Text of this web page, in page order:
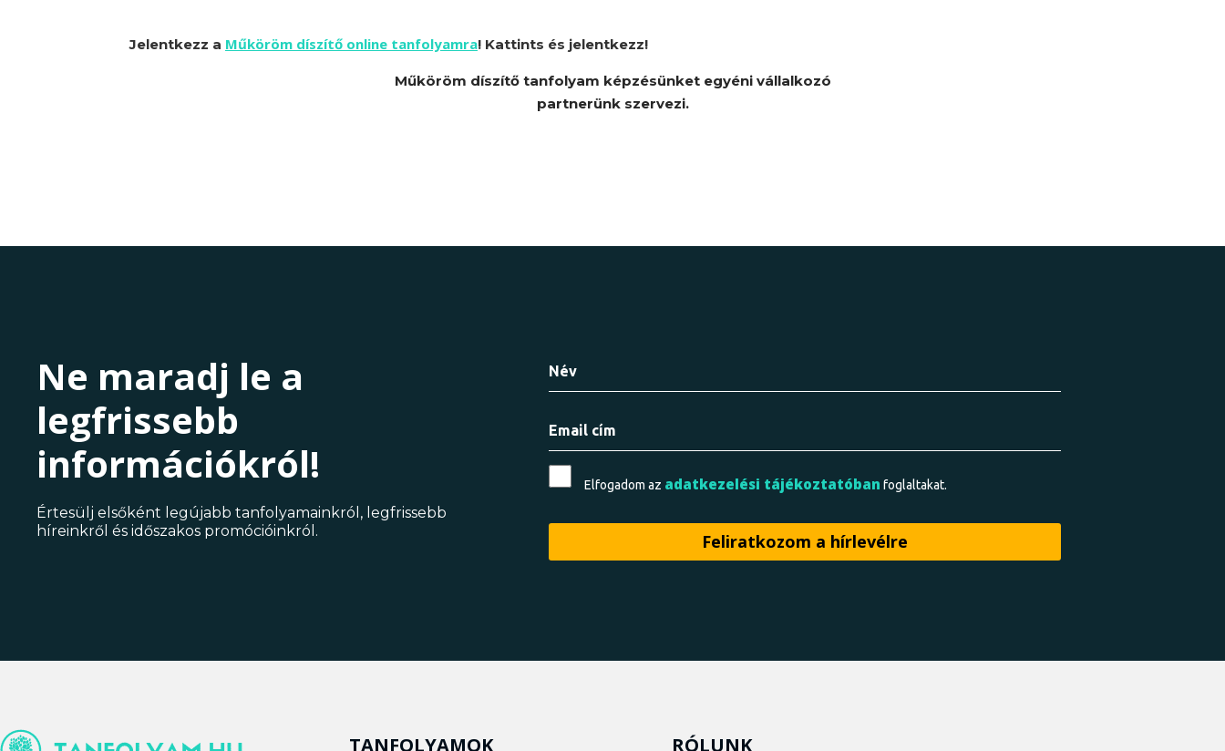
Jelentkezz a Műköröm díszítő online tanfolyamra! Kattints és jelentkezz!
Műköröm díszítő tanfolyam képzésünket egyéni vállalkozó
partnerünk szervezi.
Ne maradj le a
legfrissebb
információkról!
Értesülj elsőként legújabb tanfolyamainkról, legfrissebb
híreinkről és időszakos promócióinkról.
Elfogadom az adatkezelési tájékoztatóban foglaltakat.
TANFOLYAMOK RÓLUNK